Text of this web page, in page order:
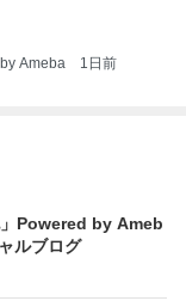
Ameba 1日前
」Powered by Ameb
ルブログ